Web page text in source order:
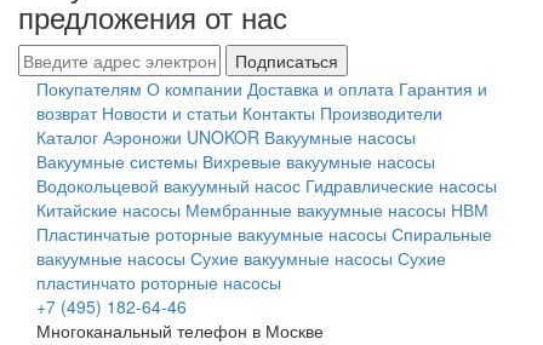
предложения от нас
Подписаться
Покупателям О компании Доставка и оплата Гарантия и
возврат Новости и статьи Контакты Производители
Каталог Аэроножи UNOKOR Вакуумные насосы
Вакуумные системы Вихревые вакуумные насосы
Водокольцевой вакуумный насос Гидравлические насосы
Китайские насосы Мембранные вакуумные насосы НВМ
Пластинчатые роторные вакуумные насосы Спиральные
вакуумные насосы Сухие вакуумные насосы Сухие
пластинчато роторные насосы
+7 (495) 182-64-46
Многоканальный телефон в Москве